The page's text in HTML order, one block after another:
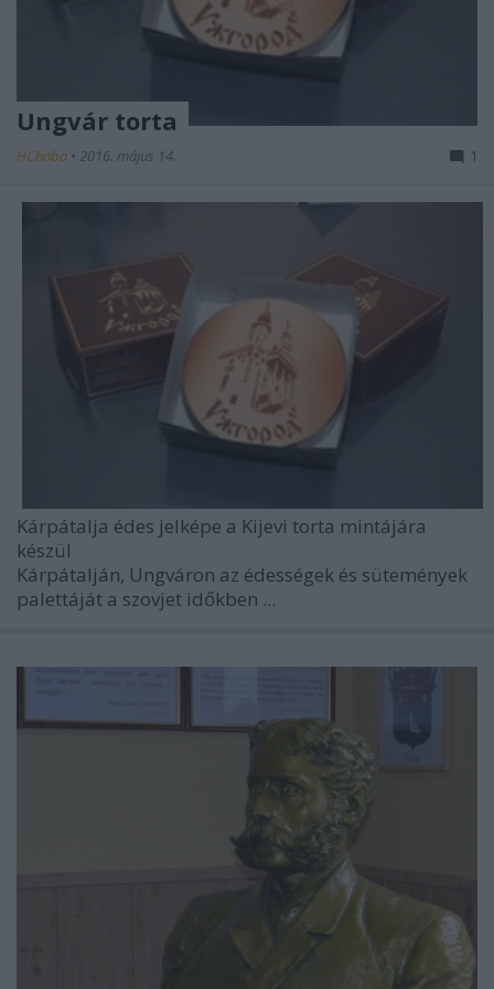
Ungvár torta
HChoba • 2016. május 14. 1
Kárpátalja édes jelképe a Kijevi torta mintájára
készül
Kárpátalján, Ungváron az édességek és sütemények
palettáját a szovjet időkben ...